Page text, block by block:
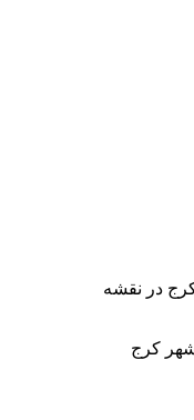
در نقشه
کرج